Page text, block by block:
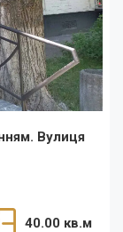
Вулиця
40.00 кв.м